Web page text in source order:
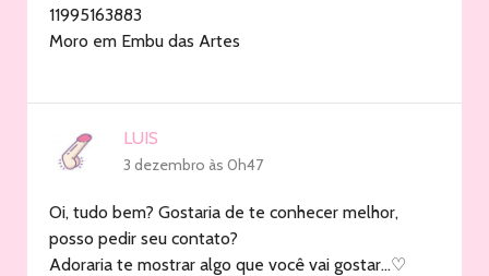
11995163883
Moro em Embu das Artes
LUIS
3 dezembro às 0h47
Oi, tudo bem? Gostaria de te conhecer melhor,
posso pedir seu contato?
Adoraria te mostrar algo que você vai gostar…♡